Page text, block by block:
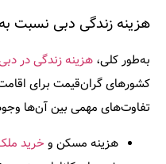
هزینه زندگی دبی نسبت
به‌طور کلی، هزینه زندگی در
کشورهای گران‌قیمت برای
تفاوت‌های مهمی بین آن‌ها
هزینه مسکن وخرید